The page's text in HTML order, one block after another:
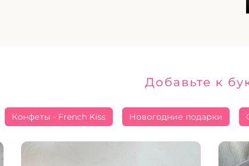
Добавьте к
Конфеты - French Kiss Новогодние подарки